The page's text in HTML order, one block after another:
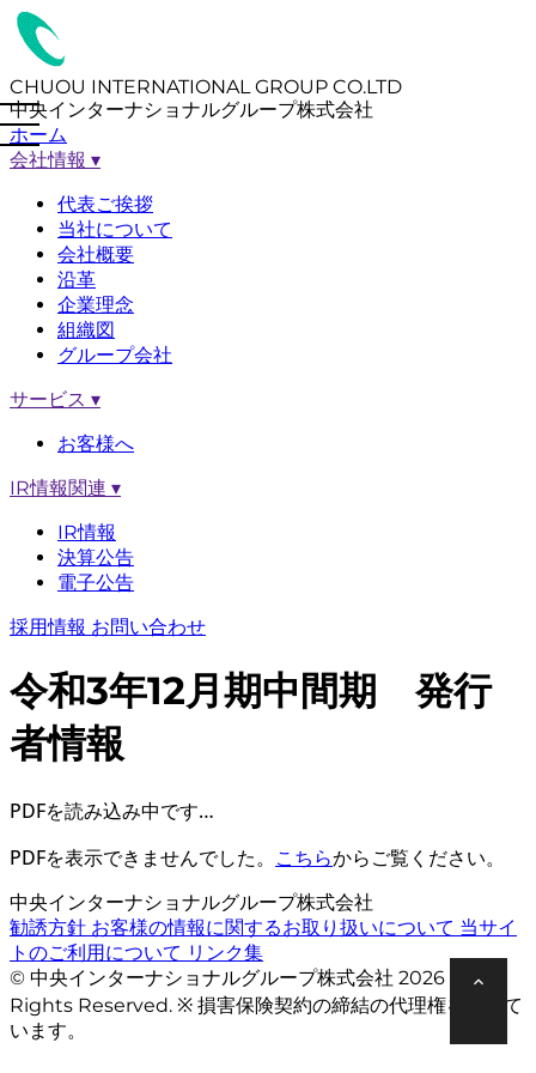
CHUOU INTERNATIONAL GROUP CO.LTD
中央インターナショナルグループ株式会社
ホーム
会社情報 ▾
代表ご挨拶
当社について
会社概要
沿革
企業理念
組織図
グループ会社
サービス ▾
お客様へ
IR情報関連 ▾
IR情報
決算公告
電子公告
採用情報 お問い合わせ
令和3年12月期中間期 発行
者情報
PDFを読み込み中です…
PDFを表示できませんでした。 こちらからご覧ください。
中央インターナショナルグループ株式会社
勧誘方針 お客様の情報に関するお取り扱いについて 当サイ
トのご利用について リンク集
© 中央インターナショナルグループ株式会社 2026 All
Rights Reserved. ※ 損害保険契約の締結の代理権を有して
います。